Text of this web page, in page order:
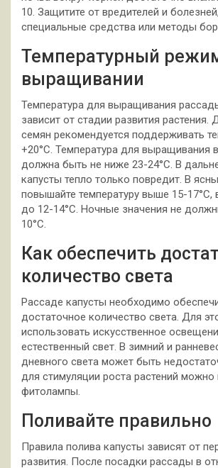
10. Защитите от вредителей и
специальные средства или методы
Температурный
выращивании
Температура для выращивания
зависит от стадии развития растения.
семян рекомендуется поддерживать
+20°С. Температура для выращивания
должна быть не ниже 23-24°С. В
капусты тепло только повредит. В
повышайте температуру выше 15-17°С,
до 12-14°С. Ночные значения не
10°С.
Как обеспечить
количество света
Рассаде капусты необходимо
достаточное количество света. Для
использовать искусственное
естественный свет. В зимний и
дневного света может быть
для стимуляции роста растений можно
фитолампы.
Поливайте правильно
Правила полива капусты зависят от
развития. После посадки рассады в